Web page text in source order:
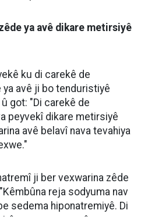
ya avê dikare metirsiyê
ku di carekê de
avê ji bo tenduristiyê
got: "Di carekê de
peyvekî dikare metirsiyê
avê belavî nava tevahiya
ji ber vexwarina zêde
reja sodyuma nav
sedema hiponatremiyê. Di